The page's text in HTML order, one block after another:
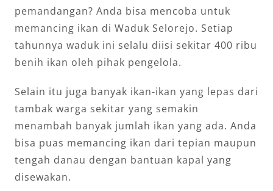
pemandangan? Anda bisa mencoba untuk
memancing ikan di Waduk Selorejo. Setiap
tahunnya waduk ini selalu diisi sekitar 400 ribu
benih ikan oleh pihak pengelola.
Selain itu juga banyak ikan-ikan yang lepas dari
tambak warga sekitar yang semakin
menambah banyak jumlah ikan yang ada. Anda
bisa puas memancing ikan dari tepian maupun
tengah danau dengan bantuan kapal yang
disewakan.